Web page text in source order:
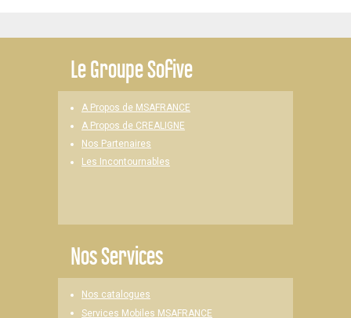
LeGroupe Sofive
A Propos de MSAFRANCE
A Propos de CREALIGNE
Nos Partenaires
Les Incontournables
Nos Services
Nos catalogues
Services Mobiles MSAFRANCE